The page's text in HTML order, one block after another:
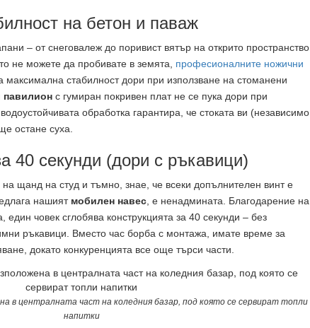
на бетон и паваж
– от снеговалеж до поривист вятър на открито пространство.
не можете да пробивате в земята, професионалните ножични
максимална стабилност дори при използване на стоманени
павилион с гумиран покривен плат не се пука дори при
обработка гарантира, че стоката ви (независимо
остане суха.
40 секунди (дори с ръкавици)
щанд на студ и тъмно, знае, че всеки допълнителен винт е
нашият мобилен навес , е ненадмината. Благодарение на
един човек сглобява конструкцията за 40 секунди – без
ръкавици. Вместо час борба с монтажа, имате време за
докато конкуренцията все още търси части.
в централната част на коледния базар, под която се сервират топли
напитки